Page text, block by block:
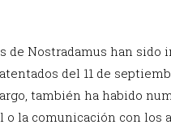
de Nostradamus han sido
del 11 de
también ha habido
la comunicación con los